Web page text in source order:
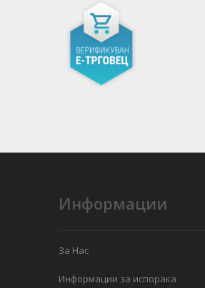
Информации
За Нас
Информации за испорака